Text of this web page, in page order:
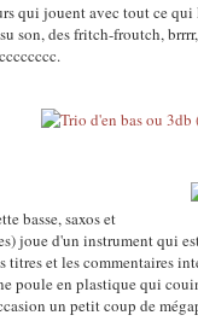
qui jouent avec tout ce
son, des fritch-froutch,
basse, saxos et
joue d'un instrument qui
titres et les commentaires
poule en plastique qui
un petit coup de